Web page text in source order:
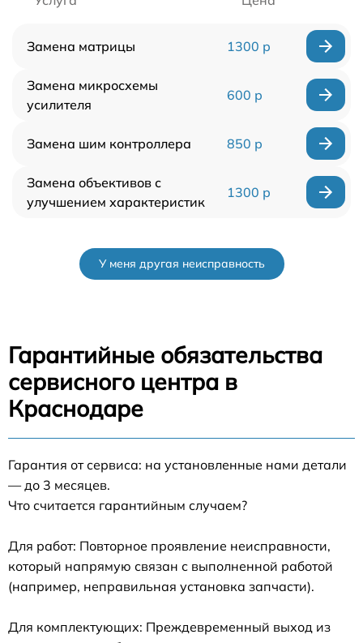
Замена матрицы 1300 р
Замена микросхемы
усилителя
600 р
Замена шим контроллера 850 р
Замена объективов с
улучшением характеристик
1300 р
У меня другая неисправность
Гарантийные обязательства
сервисного центра в
Краснодаре
Гарантия от сервиса: на установленные нами детали
— до 3 месяцев.
Что считается гарантийным случаем?
Для работ: Повторное проявление неисправности,
который напрямую связан с выполненной работой
(например, неправильная установка запчасти).
Для комплектующих: Преждевременный выход из